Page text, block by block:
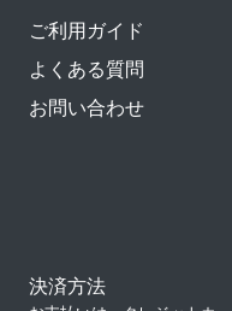
ご利用ガイド
よくある質問
お問い合わせ
決済方法